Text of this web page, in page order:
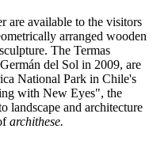
are available to the visitors
arranged wooden
The Termas
del Sol in 2009, are
National Park in Chile's
with New Eyes", the
landscape and architecture
archithese.